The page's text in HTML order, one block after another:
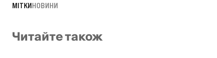
МІТКИНОВИНИ
Читайте також